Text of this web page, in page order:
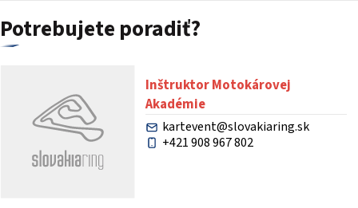
Potrebujete poradiť?
Inštruktor Motokárovej
Akadémie
kartevent@slovakiaring.sk
+421 908 967 802